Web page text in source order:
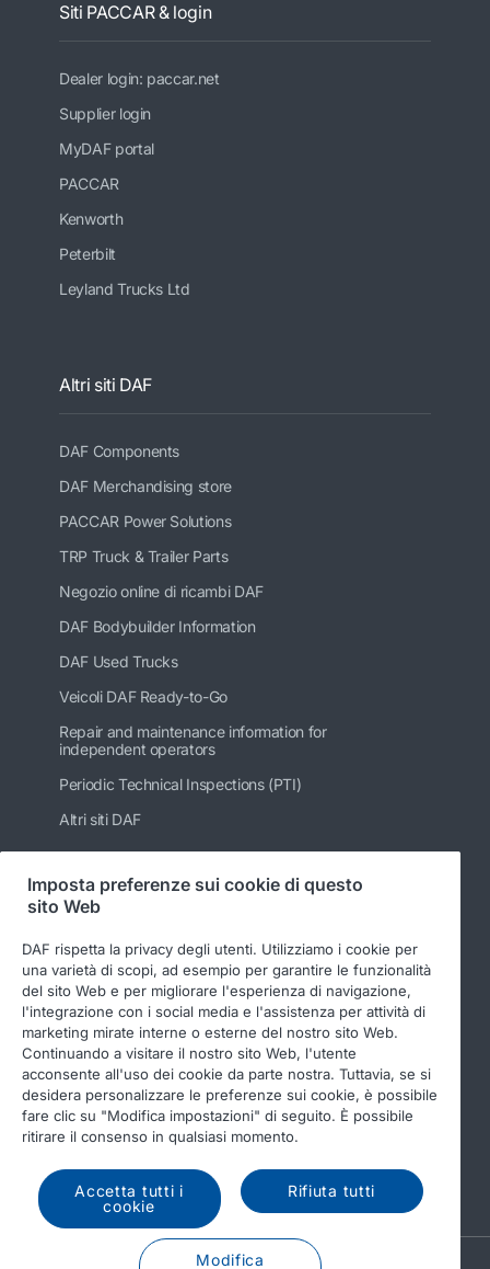
Siti PACCAR & login
Dealer login: paccar.net
Supplier login
MyDAF portal
PACCAR
Kenworth
Peterbilt
Leyland Trucks Ltd
Altri siti DAF
DAF Components
DAF Merchandising store
PACCAR Power Solutions
TRP Truck & Trailer Parts
Negozio online di ricambi DAF
DAF Bodybuilder Information
DAF Used Trucks
Veicoli DAF Ready-to-Go
Repair and maintenance information for
independent operators
Periodic Technical Inspections (PTI)
Altri siti DAF
Seguici
© 2026 DAF Legal notice
Privacy statement
General conditions
DAF and cookies
Income Tax Report
Imposta preferenze sui cookie di questo
sito Web
DAF rispetta la privacy degli utenti. Utilizziamo i cookie per
una varietà di scopi, ad esempio per garantire le funzionalità
del sito Web e per migliorare l'esperienza di navigazione,
l'integrazione con i social media e l'assistenza per attività di
marketing mirate interne o esterne del nostro sito Web.
Continuando a visitare il nostro sito Web, l'utente
acconsente all'uso dei cookie da parte nostra. Tuttavia, se si
desidera personalizzare le preferenze sui cookie, è possibile
fare clic su "Modifica impostazioni" di seguito. È possibile
ritirare il consenso in qualsiasi momento.
Accetta tutti i
cookie
Rifiuta tutti
Modifica